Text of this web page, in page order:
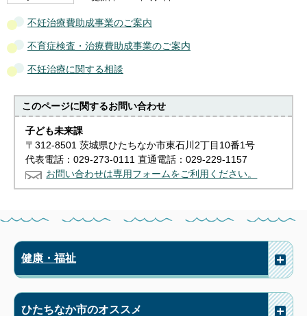
不妊治療費助成事業のご案内
不育症検査・治療費助成事業のご案内
不妊治療に関する相談
このページに関するお問い合わせ
子ども未来課
〒312-8501 茨城県ひたちなか市東石川2丁目10番1号
代表電話：029-273-0111 直通電話：029-229-1157
お問い合わせは専用フォームをご利用ください。
健康・福祉
ひたちなか市のオススメ